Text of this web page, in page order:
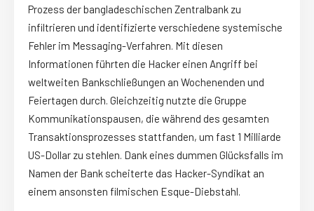
Prozess der bangladeschischen Zentralbank zu
infiltrieren und identifizierte verschiedene systemische
Fehler im Messaging-Verfahren. Mit diesen
Informationen führten die Hacker einen Angriff bei
weltweiten Bankschließungen an Wochenenden und
Feiertagen durch. Gleichzeitig nutzte die Gruppe
Kommunikationspausen, die während des gesamten
Transaktionsprozesses stattfanden, um fast 1 Milliarde
US-Dollar zu stehlen. Dank eines dummen Glücksfalls im
Namen der Bank scheiterte das Hacker-Syndikat an
einem ansonsten filmischen Esque-Diebstahl.